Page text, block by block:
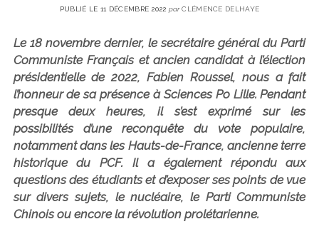
PUBLIÉ LE 11 DÉCEMBRE 2022 parCLÉMENCE DELHAYE
Le 18 novembre dernier, le secrétaire général du Parti
Communiste Français et ancien candidat à l’élection
présidentielle de 2022, Fabien Roussel, nous a fait
l’honneur de sa présence à Sciences Po Lille. Pendant
presque deux heures, il s’est exprimé sur les
possibilités d’une reconquête du vote populaire,
notamment dans les Hauts-de-France, ancienne terre
historique du PCF. Il a également répondu aux
questions des étudiants et d’exposer ses points de vue
sur divers sujets, le nucléaire, le Parti Communiste
Chinois ou encore la révolution prolétarienne.